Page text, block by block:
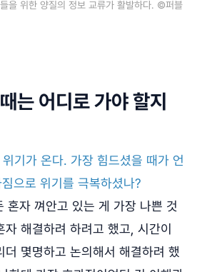
을 위한 양질의 정보 교류가 활발하다. ©퍼블
는 어디로 가야 할지
기가 온다. 가장 힘드셨을 때가 언
으로 위기를 극복하셨나?
혼자 껴안고 있는 게 가장 나쁜 것
해결하려 하려고 했고, 시간이
몇명하고 논의해서 해결하려 했